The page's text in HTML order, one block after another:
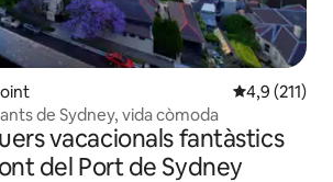
4,9 de
4,9 (211)
de Sydney, vida còmoda
vacacionals fantàstics
del Port de Sydney